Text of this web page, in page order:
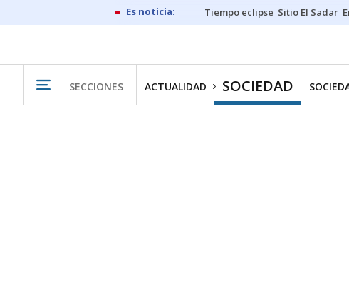
Tiempo eclipse Sitio El Sadar
SECCIONES ACTUALIDAD SOCIEDAD